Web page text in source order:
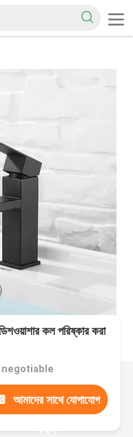
কল পরিষ্কার করা
negotiable
আমাদের সাথে যোগাযোগ
করুন